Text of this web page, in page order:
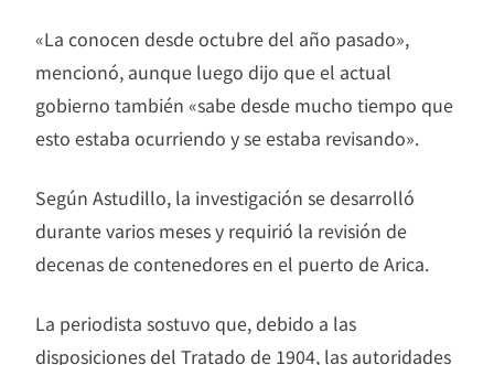
«La conocen desde octubre del año pasado»,
mencionó, aunque luego dijo que el actual
gobierno también «sabe desde mucho tiempo que
esto estaba ocurriendo y se estaba revisando».
Según Astudillo, la investigación se desarrolló
durante varios meses y requirió la revisión de
decenas de contenedores en el puerto de Arica.
La periodista sostuvo que, debido a las
disposiciones del Tratado de 1904, las autoridades